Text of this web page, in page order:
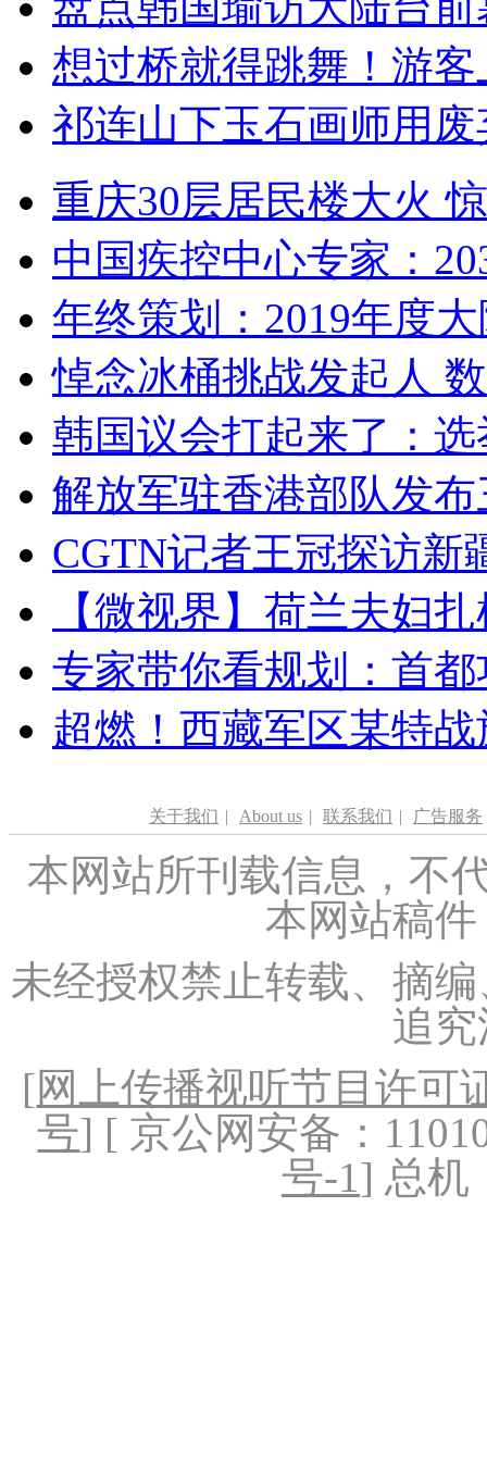
想过桥就得跳舞！游客
祁连山下玉石画师用
重庆30层居民楼大火
中国疾控中心专家：
年终策划：2019年度
悼念冰桶挑战发起人
韩国议会打起来了：
解放军驻香港部队发
CGTN记者王冠探访新
【微视界】荷兰夫妇
专家带你看规划：首
超燃！西藏军区某特
关于我们 | About us | 联系我们 | 广告服务
本网站所刊载信息，不
本网站稿
未经授权禁止转载、摘
追
[网上传播视听节目许可
号] [ 京公网安备：
号-1] 总机